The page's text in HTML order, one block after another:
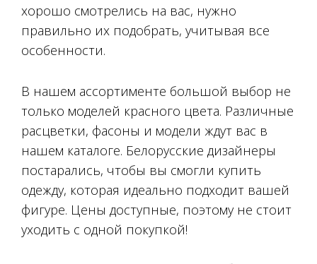
хорошо смотрелись на вас, нужно
правильно их подобрать, учитывая все
особенности.
В нашем ассортименте большой выбор не
только моделей красного цвета. Различные
расцветки, фасоны и модели ждут вас в
нашем каталоге. Белорусские дизайнеры
постарались, чтобы вы смогли купить
одежду, которая идеально подходит вашей
фигуре. Цены доступные, поэтому не стоит
уходить с одной покупкой!